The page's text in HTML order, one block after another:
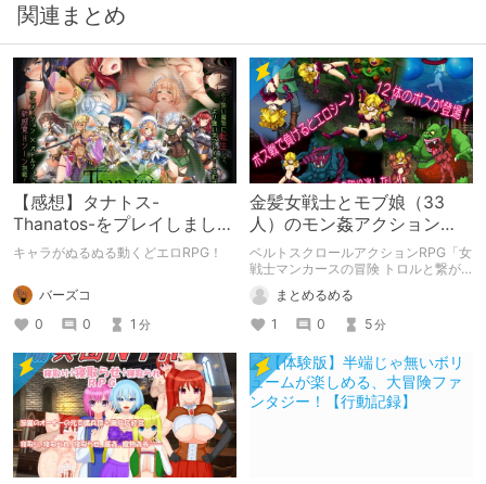
関連まとめ
【感想】タナトス-
Thanatos-をプレイしまし
た。【ネタバレ注意】
キャラがぬるぬる動くどエロRPG！
バーズコ
0
0 1 分
金髪女戦士とモブ娘（33
人）のモン姦アクション
RPG「女戦士マンカースの
冒険 トロルと繋がれし姫
君」
ベルトスクロールアクションRPG「女
戦士マンカースの冒険 トロルと繋が
まとめるめる
1
0 5分